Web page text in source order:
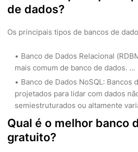
de dados?
Os principais tipos de bancos de
Banco de Dados Relacional
mais comum de banco de dados. …
Banco de Dados NoSQL: Bancos
projetados para lidar com dados
semiestruturados ou altamente
Qual é o melhor banco
gratuito?